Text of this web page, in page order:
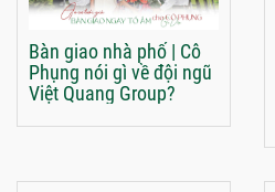
Bàn giao nhà phố | Cô
Phụng nói gì về đội ngũ
Việt Quang Group?